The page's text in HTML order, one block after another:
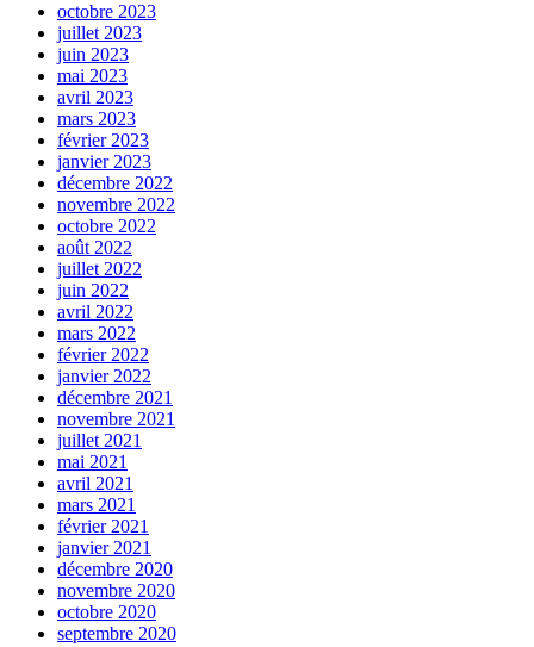
octobre 2023
juillet 2023
juin 2023
mai 2023
avril 2023
mars 2023
février 2023
janvier 2023
décembre 2022
novembre 2022
octobre 2022
août 2022
juillet 2022
juin 2022
avril 2022
mars 2022
février 2022
janvier 2022
décembre 2021
novembre 2021
juillet 2021
mai 2021
avril 2021
mars 2021
février 2021
janvier 2021
décembre 2020
novembre 2020
octobre 2020
septembre 2020